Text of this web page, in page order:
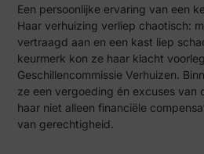
Een persoonlijke ervaring van een
Haar verhuizing verliep chaotisch:
vertraagd aan en een kast liep
keurmerk kon ze haar klacht
Geschillencommissie Verhuizen.
ze een vergoeding én excuses van
haar niet alleen financiële
van gerechtigheid.